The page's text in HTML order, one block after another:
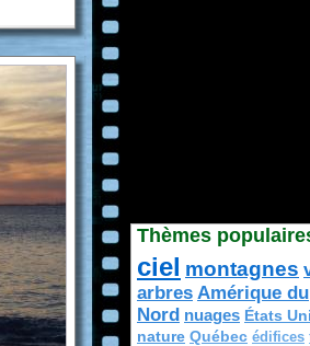
Thèmes
ciel montagnes
arbres Amérique du
Nord nuages États
nature Québec édifices